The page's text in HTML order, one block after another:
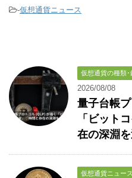
-仮想通貨ニュース
仮想通貨の種類･
2026/08/08
量子台帳
「ビット
在の深淵
仮想通貨ニュース